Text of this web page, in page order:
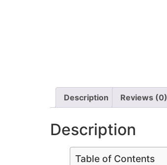
Description Reviews (0)
Description
Table of Contents